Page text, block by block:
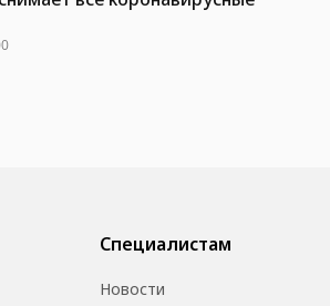
Специалистам
Новости